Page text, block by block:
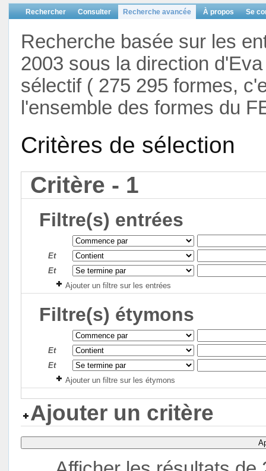
Rechercher Consulter Recherche avancée À propos Se
Recherche basée sur les
2003 sous la direction
sélectif ( 275 295 formes,
l'ensemble des formes du
Critères de sélection
Critère - 1
Filtre(s) entrées
Et
Et
Ajouter un filtre sur les entrées
Filtre(s) étymons
Et
Et
Ajouter un filtre sur les étymons
Ajouter un critère